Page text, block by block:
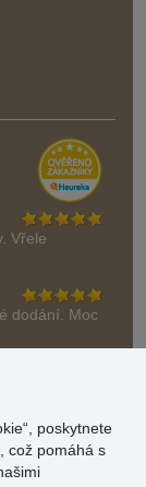
Vřele
dodání. Moc
poskytnete
což pomáhá s